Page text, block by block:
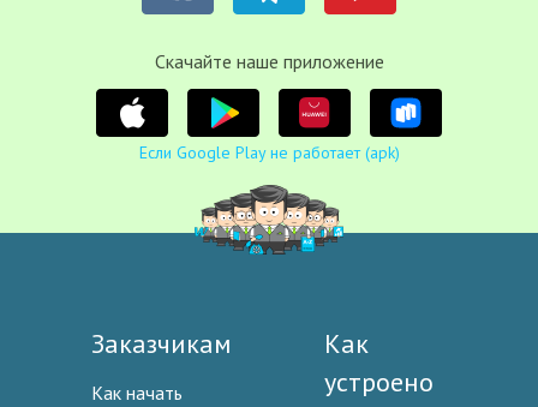
Cкачайте наше приложение
Если Google Play не работает (apk)
Заказчикам
Как начать
Как
устроено